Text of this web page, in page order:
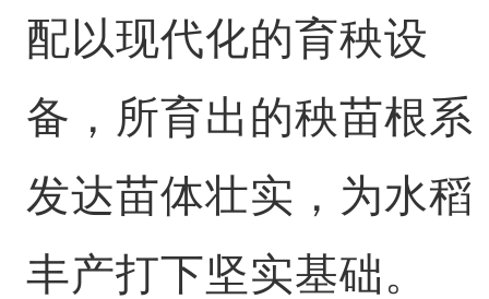
配以现代化的育秧设
备，所育出的秧苗根系
发达苗体壮实，为水稻
丰产打下坚实基础。